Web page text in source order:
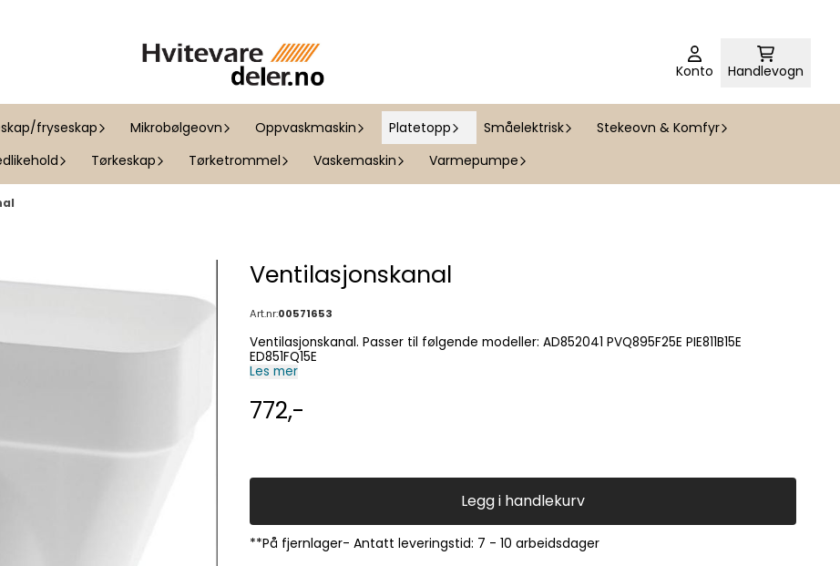
Konto Handlevogn
fryseskap Mikrobølgeovn Oppvaskmaskin Platetopp Småelektrisk
Stekeovn & Komfyr
Tørkeskap Tørketrommel Vaskemaskin Varmepumpe
Ventilasjonskanal
Art.nr:00571653
Ventilasjonskanal. Passer til følgende modeller: AD852041 PVQ895F25E PIE811B15E
ED851FQ15E
Les mer
772,-
Legg i handlekurv
**På fjernlager- Antatt leveringstid: 7 - 10 arbeidsdager